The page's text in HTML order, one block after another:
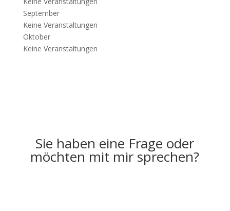
September
Keine Veranstaltungen
Oktober
Keine Veranstaltungen
Sie haben eine Frage oder
möchten mit mir sprechen?